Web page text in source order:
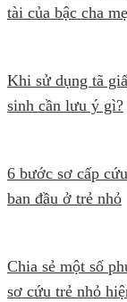
tài của bậc cha
Khi sử dụng tã
sinh cần lưu ý gì?
6 bước sơ cấp
ban đầu ở trẻ nhỏ
Chia sẻ một số
sơ cứu trẻ nhỏ